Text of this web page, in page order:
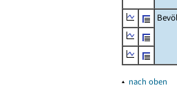
▴ nach oben